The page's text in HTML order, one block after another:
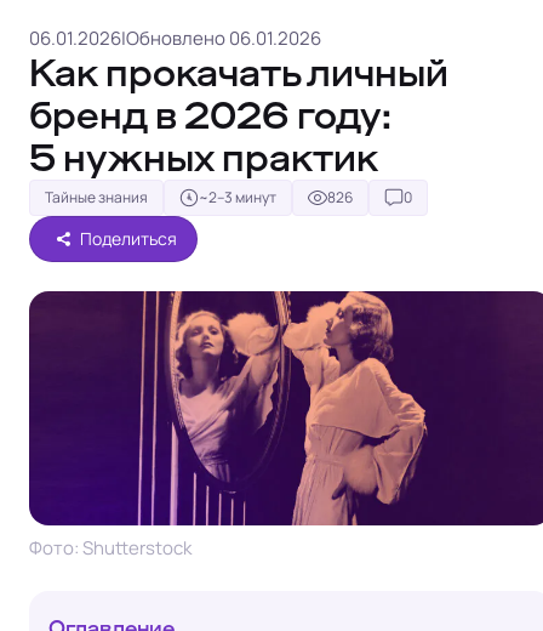
06.01.2026|Обновлено 06.01.2026
Как прокачать личный
бренд в 2026 году:
5 нужных практик
Тайные знания ~2–3 минут 826 0
Поделиться
Фото: Shutterstock